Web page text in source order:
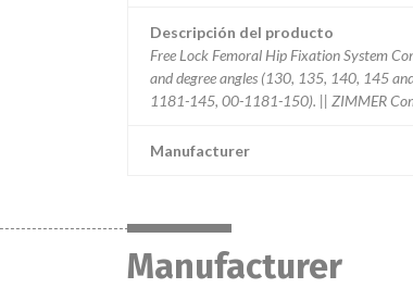
Descripción del producto
Free Lock Femoral Hip Fixation System
and degree angles (130, 135, 140, 145
1181-145, 00-1181-150). || ZIMMER
Manufacturer
Manufacturer